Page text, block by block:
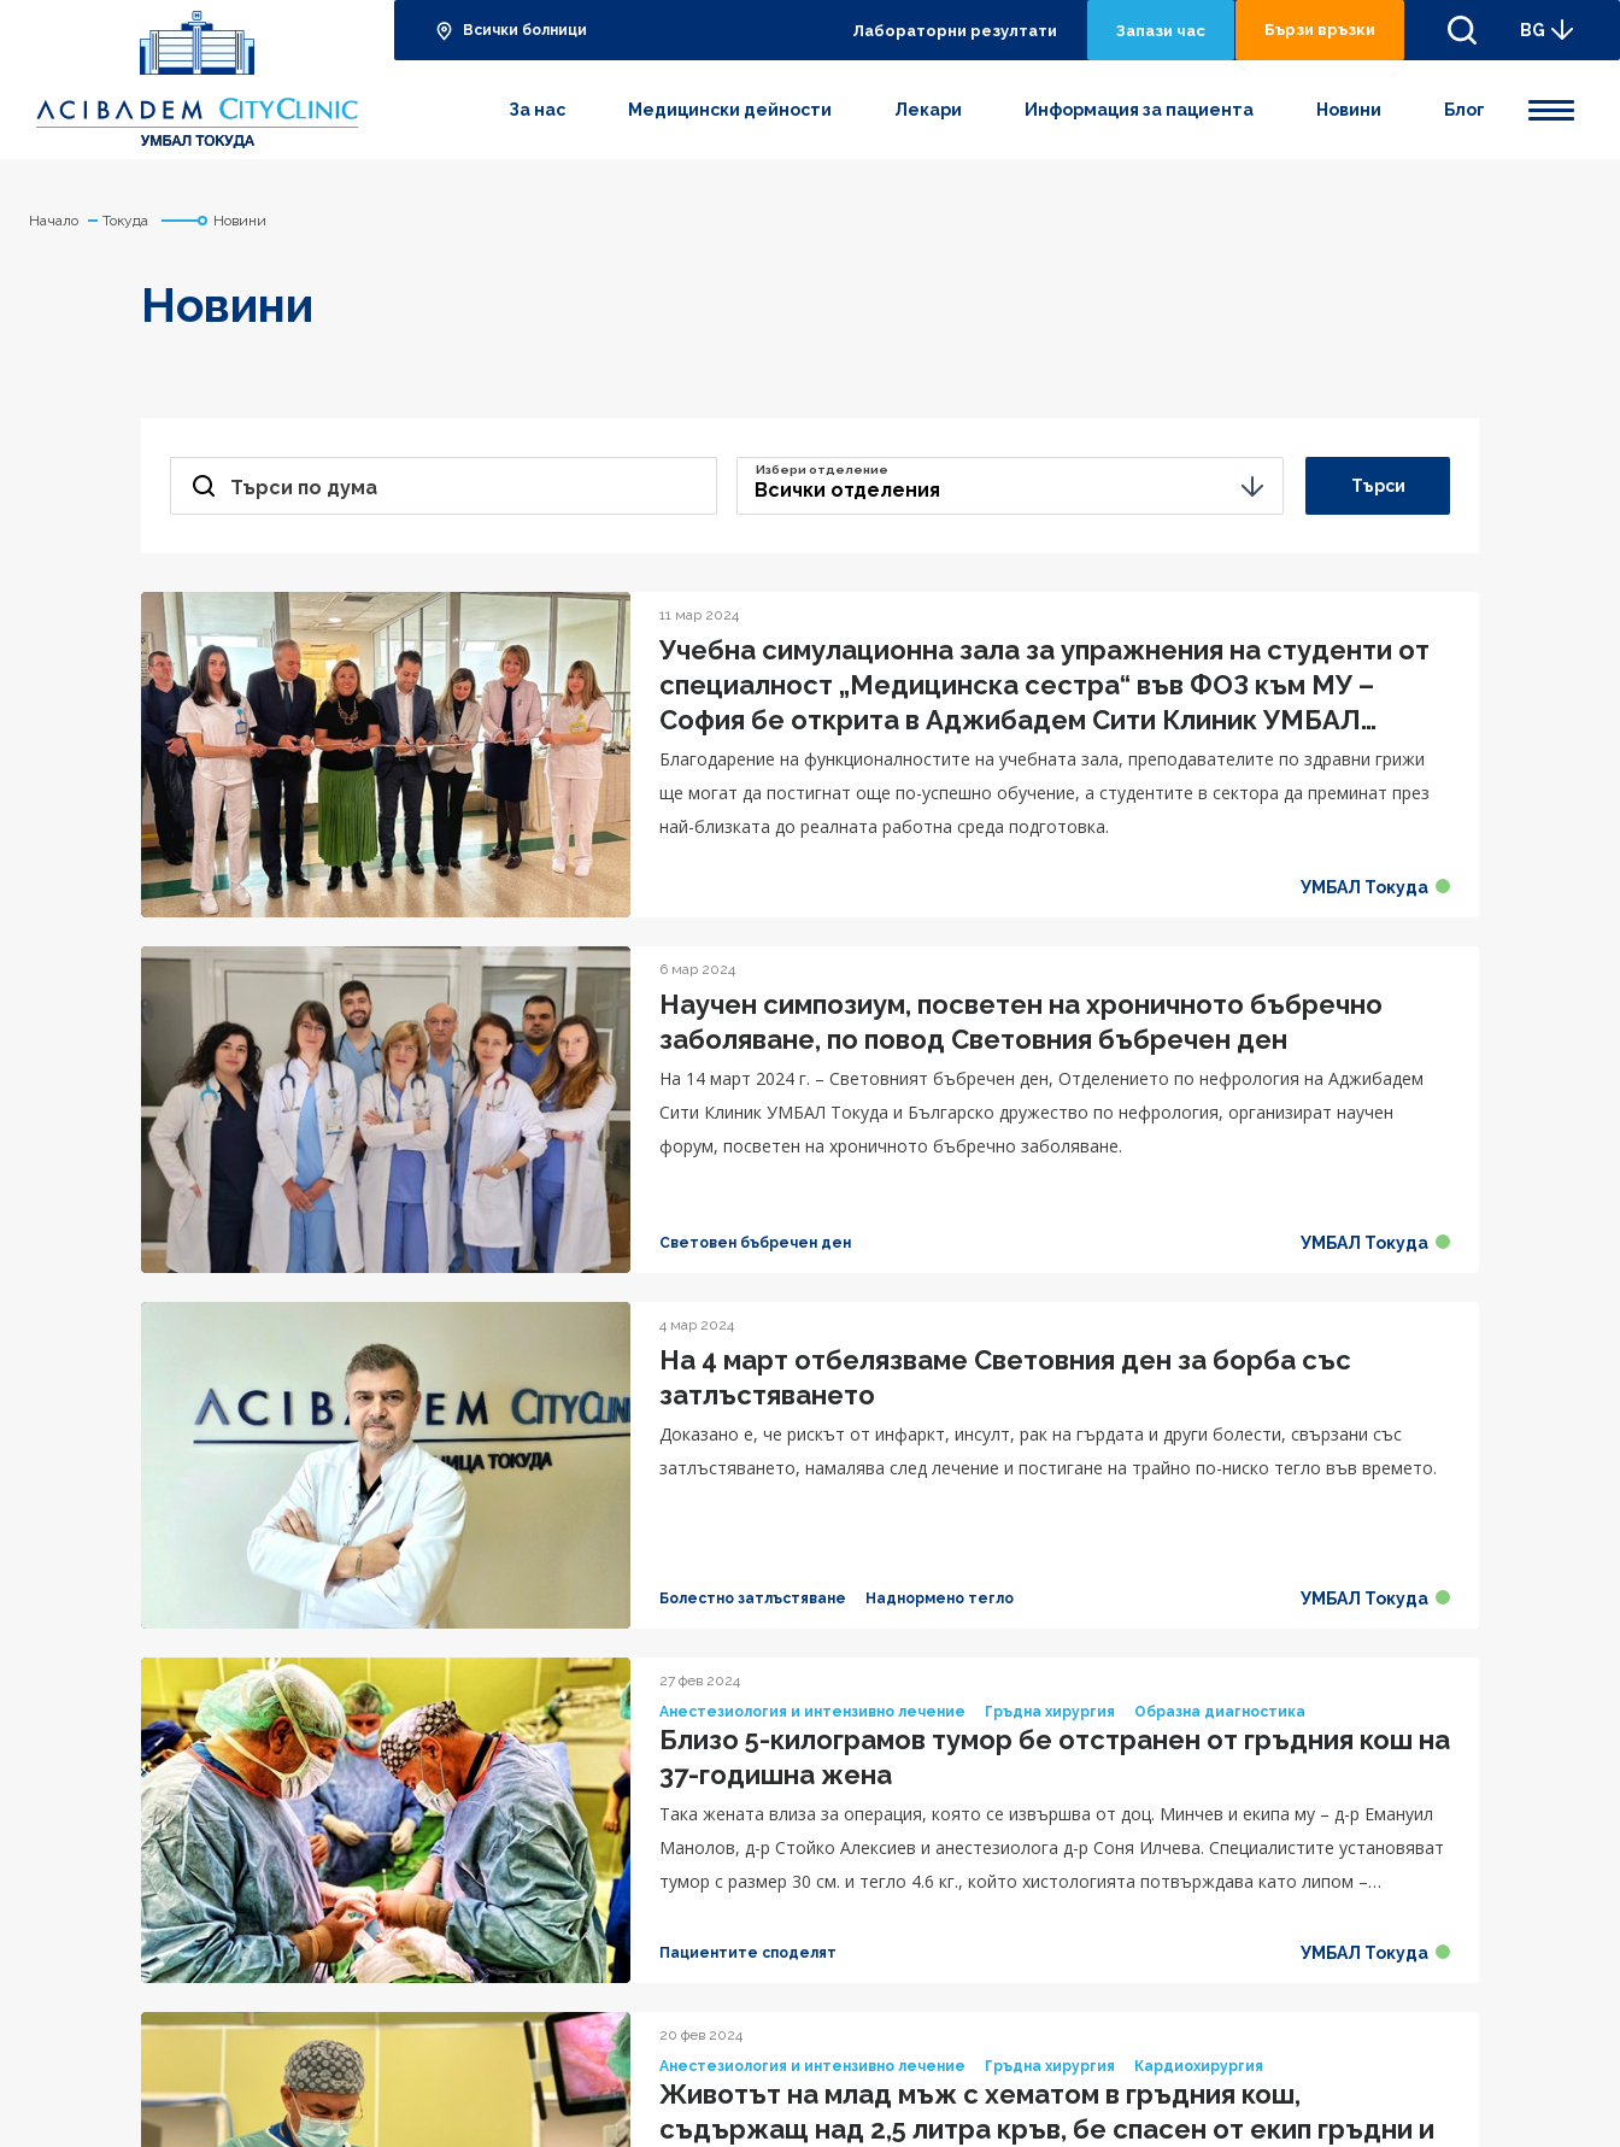
Всички болници Лабораторни резултати Запази час Бързи връзки BG
За нас Медицински дейности Лекари Информация за пациента Новини Блог
Начало Токуда Новини
Новини
Търси по дума Всички отделения
Избери отделение
Търси
11 мар 2024
Учебна симулационна зала за упражнения на студенти от
специалност „Медицинска сестра“ във ФОЗ към МУ –
София бе открита в Аджибадем Сити Клиник УМБАЛ
Токуда
Благодарение на функционалностите на учебната зала, преподавателите по здравни грижи
ще могат да постигнат още по-успешно обучение, а студентите в секторa да преминат през
най-близката до реалната работна среда подготовка.
УМБАЛ Токуда
6 мар 2024
Научен симпозиум, посветен на хроничното бъбречно
заболяване, по повод Световния бъбречен ден
На 14 март 2024 г. – Световният бъбречен ден, Отделението по нефрология на Аджибадем
Сити Клиник УМБАЛ Токуда и Българско дружество по нефрология, организират научен
форум, посветен на хроничното бъбречно заболяване.
Световен бъбречен ден УМБАЛ Токуда
4 мар 2024
На 4 март отбелязваме Световния ден за борба със
затлъстяването
Доказано е, че рискът от инфаркт, инсулт, рак на гърдата и други болести, свързани със
затлъстяването, намалява след лечение и постигане на трайно по-ниско тегло във времето.
Болестно затлъстяване Наднормено тегло УМБАЛ Токуда
27 фев 2024
Анестезиология и интензивно лечение
Гръдна хирургия Образна диагностика
Близо 5-килограмов тумор бе отстранен от гръдния кош на
37-годишна жена
Така жената влиза за операция, която се извършва от доц. Минчев и екипа му – д-р Емануил
Манолов, д-р Стойко Алексиев и анестезиолога д-р Соня Илчева. Специалистите установяват
тумор с размер 30 см. и тегло 4.6 кг., който хистологията потвърждава като липом –
Пациентите споделят УМБАЛ Токуда
20 фев 2024
Анестезиология и интензивно лечение
Гръдна хирургия Кардиохирургия
Животът на млад мъж с хематом в гръдния кош,
съдържащ над 2,5 литра кръв, бе спасен от екип гръдни и